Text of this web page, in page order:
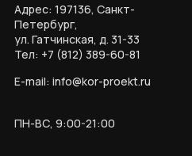
Адрес: 197136, Санкт-
Петербург,
ул. Гатчинская, д. 31-33
Тел: +7 (812) 389-60-81
E-mail: info@kor-proekt.ru
ПН-ВС, 9:00-21:00